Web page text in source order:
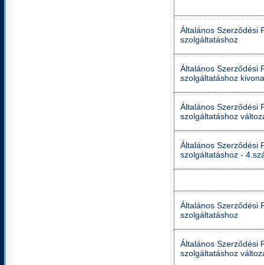
Általános Szerződési
szolgáltatáshoz
Általános Szerződési
szolgáltatáshoz
Általános Szerződési
szolgáltatáshoz
Általános Szerződési
szolgáltatáshoz -
Általános Szerződési
szolgáltatáshoz
Általános Szerződési
szolgáltatáshoz